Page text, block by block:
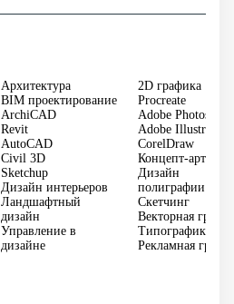
Архитектура
BIM проектирование
ArchiCAD
Revit
AutoCAD
Civil 3D
Sketchup
Дизайн интерьеров
Ландшафтный
дизайн
Управление в
дизайне
2D графика
Procreate
Adobe Photoshop
Adobe Illustrator
CorelDraw
Концепт-арт
Дизайн
полиграфии
Скетчинг
Векторная
Типографика
Рекламная